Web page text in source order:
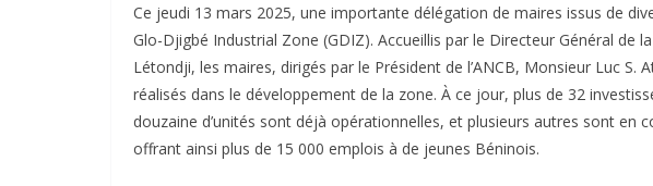
Ce jeudi 13 mars 2025, une importante délégation de maires issus de
Glo-Djigbé Industrial Zone (GDIZ). Accueillis par le Directeur Général de
Létondji, les maires, dirigés par le Président de l’ANCB, Monsieur Luc S.
réalisés dans le développement de la zone. À ce jour, plus de 32
douzaine d’unités sont déjà opérationnelles, et plusieurs autres sont en
offrant ainsi plus de 15 000 emplois à de jeunes Béninois.